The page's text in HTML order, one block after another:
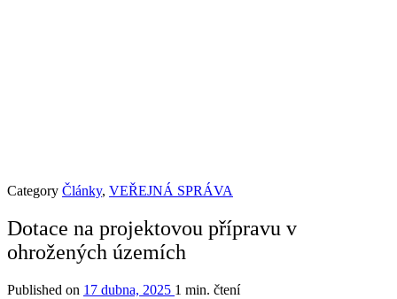
Category Články, VEŘEJNÁ SPRÁVA
Dotace na projektovou přípravu v
ohrožených územích
Published on 17 dubna, 2025 1 min. čtení